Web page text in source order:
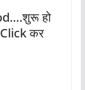
हो
Click कर